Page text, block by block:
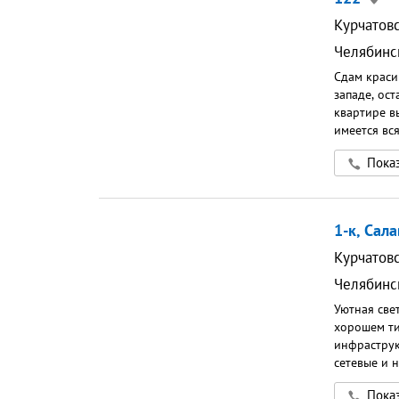
Сдам
западе,
квартире
имеется
город, где
вечера. В
Двор
соседи
спокойно,
срок,
женщине/
000 ₽
1-к,
Уютная
хорошем
сетевые и
остановки